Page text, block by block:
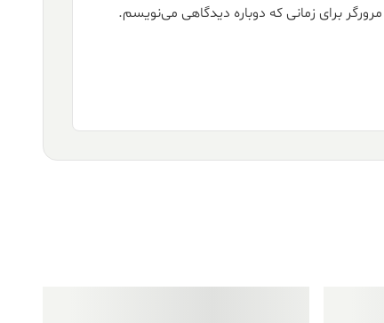
برای زمانی که دوباره دیدگاهی می‌نویسم.